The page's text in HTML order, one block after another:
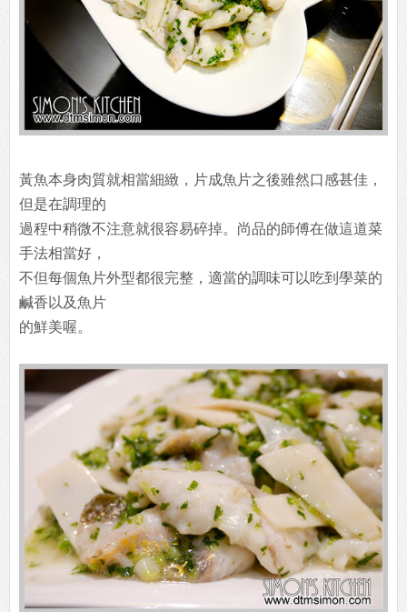
黃魚本身肉質就相當細緻，片成魚片之後雖然口感甚佳，
但是在調理的
過程中稍微不注意就很容易碎掉。尚品的師傅在做這道菜
手法相當好，
不但每個魚片外型都很完整，適當的調味可以吃到學菜的
鹹香以及魚片
的鮮美喔。